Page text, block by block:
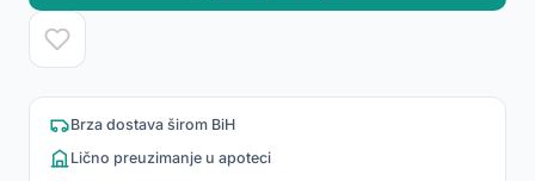
Brza dostava širom BiH
Lično preuzimanje u apoteci